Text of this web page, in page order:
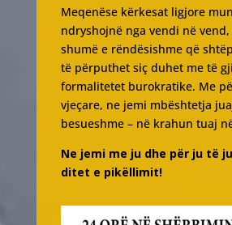
Meqenëse kërkesat ligjore
ndryshojnë nga vendi në
shumë e rëndësishme që
të përputhet siç duhet me të
formalitetet burokratike. Me
vjeçare, ne jemi mbështetja
besueshme – në krahun tuaj
Ne jemi me ju dhe për ju të
ditet e pikëllimit!